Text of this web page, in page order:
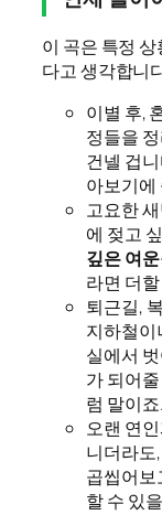
이 곡은 특정
다고 생각합니
이별 후,
정들을
건넬 겁
아보기에
고요한
에 젖고
깊은 여운
라면 더
퇴근길,
지하철이
실에서
가 되어
럼 말이죠.
오랜 연
니더라도
곱씹어보
할 수 있